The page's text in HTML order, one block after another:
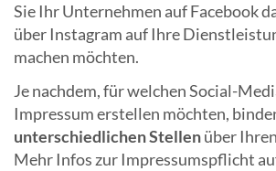
Sie Ihr Unternehmen auf Facebook
über Instagram auf Ihre
machen möchten.
Je nachdem, für welchen Social-
Impressum erstellen möchten,
unterschiedlichen Stellenüber
Mehr Infos zur Impressumspflicht